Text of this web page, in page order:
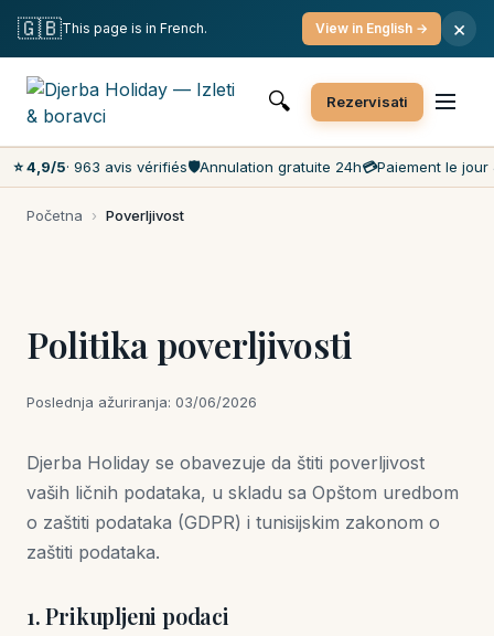
Besplatna otkazivanja
Plaćanje na dan događaja
Najniže cene na tržištu
Korisnička podrška 7 dana/7 dana
🔍 Rezervisati
⭐ 4,9/5· 963 avis vérifiés🛡️Annulation gratuite 24h💳Paiement le jour
Početna › Poverljivost
Politika poverljivosti
Poslednja ažuriranja: 03/06/2026
Djerba Holiday se obavezuje da štiti poverljivost
vaših ličnih podataka, u skladu sa Opštom uredbom
o zaštiti podataka (GDPR) i tunisijskim zakonom o
zaštiti podataka.
1. Prikupljeni podaci
🇬🇧This page is in French. View in English → ×